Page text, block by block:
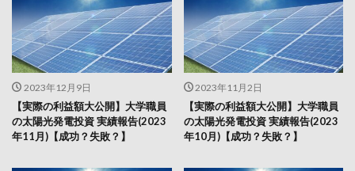
2023年12月9日
【実際の利益額大公開】大学職員
の太陽光発電投資 実績報告(2023
年11月)【成功？失敗？】
2023年11月2日
【実際の利益額大公開】大学職員
の太陽光発電投資 実績報告(2023
年10月)【成功？失敗？】